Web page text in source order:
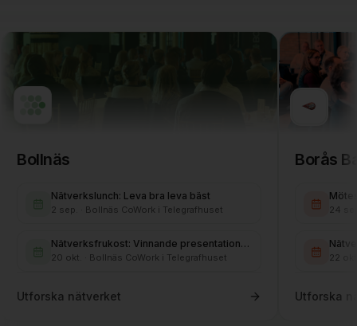
Bollnäs
Nätverkslunch: Leva bra leva bäst
2 sep. · Bollnäs CoWork i Telegrafhuset
Nätverksfrukost: Vinnande presentationer och möten
20 okt. · Bollnäs CoWork i Telegrafhuset
Utforska nätverket
Borås
24
22
Utforska